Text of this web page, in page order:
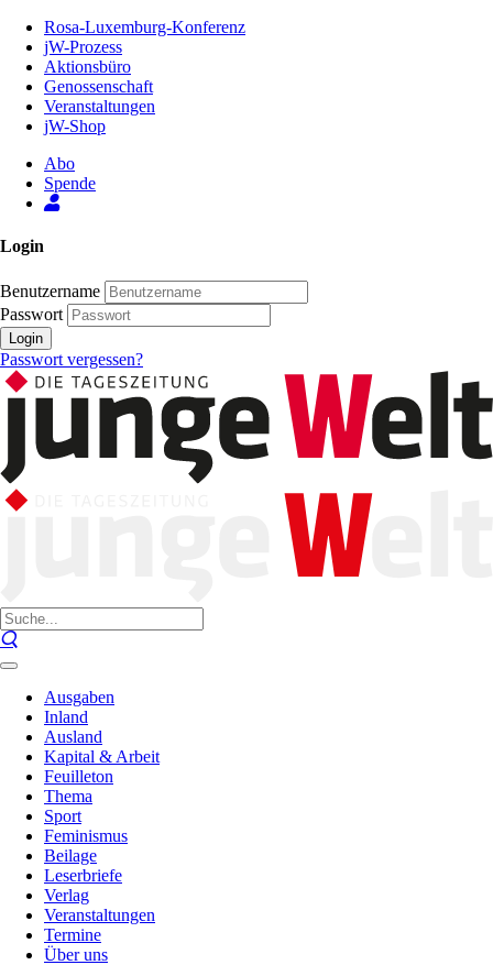
Inhalt
Seite
Rosa-Luxemburg-Konferenz
jW-Prozess
Aktionsbüro
Genossenschaft
Veranstaltungen
jW-Shop
Abo
Spende
Login
Benutzername
Passwort
Login
Passwort vergessen?
Ausgaben
Inland
Ausland
Kapital & Arbeit
Feuilleton
Thema
Sport
Feminismus
Beilage
Leserbriefe
Verlag
Veranstaltungen
Termine
Über uns